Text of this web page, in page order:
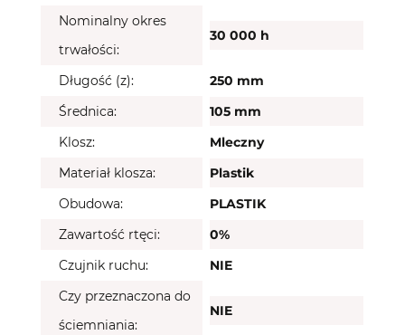
Nominalny okres
trwałości:
30 000 h
Długość (z):
250 mm
Średnica:
105 mm
Klosz:
Mleczny
Materiał klosza:
Plastik
Obudowa:
PLASTIK
Zawartość rtęci:
0%
Czujnik ruchu:
NIE
Czy przeznaczona do
ściemniania:
NIE